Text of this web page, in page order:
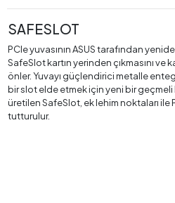
SAFESLOT
PCIe yuvasının ASUS tarafından
SafeSlot kartın yerinden çıkmasını ve
önler. Yuvayı güçlendirici metalle
bir slot elde etmek için yeni bir geçmeli
üretilen SafeSlot, ek lehim noktaları ile
tutturulur.